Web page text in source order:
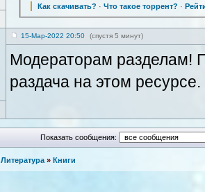
Как скачивать? · Что такое торрент? ·
15-Мар-2022 20:50 (спустя 5 минут)
Модераторам разделам!
раздача на этом ресурсе.
Показать сообщения:
Литература » Книги